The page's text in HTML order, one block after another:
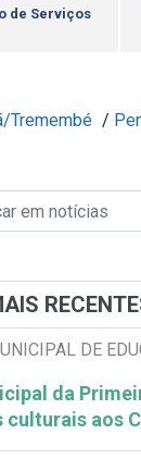
de Serviços
Tremembé /
de
de Busca de
DE
da
culturais aos